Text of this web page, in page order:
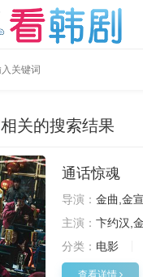
相关的搜索结果
通话惊魂
导演： 金曲,金宣
主演： 卞约汉,
分类： 电影
查看详情